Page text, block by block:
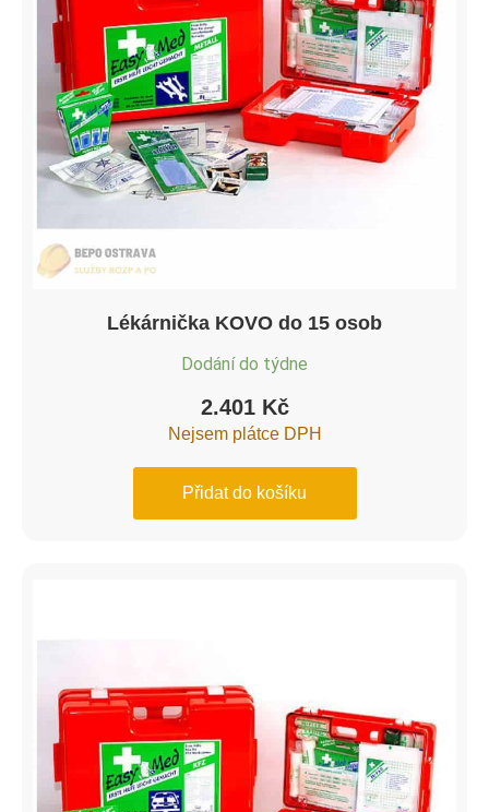
Lékárnička KOVO do 15 osob
Dodání do týdne
2.401 Kč
Nejsem plátce DPH
Přidat do košíku